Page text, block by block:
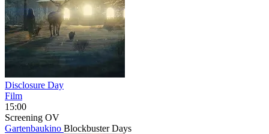
Disclosure Day
Film
15:00
Screening OV
Gartenbaukino Blockbuster Days